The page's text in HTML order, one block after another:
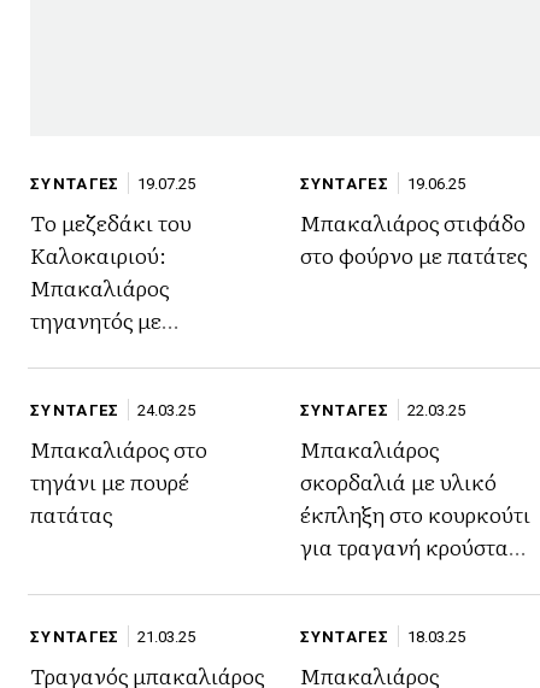
ΣΥΝΤΑΓΕΣ 19.07.25
Το μεζεδάκι του
Καλοκαιριού:
Μπακαλιάρος
τηγανητός με
ΣΥΝΤΑΓΕΣ 19.06.25
Μπακαλιάρος στιφάδο
στο φούρνο με πατάτες
ΣΥΝΤΑΓΕΣ 24.03.25
Μπακαλιάρος στο
τηγάνι με πουρέ
πατάτας
ΣΥΝΤΑΓΕΣ 22.03.25
Μπακαλιάρος
σκορδαλιά με υλικό
έκπληξη στο κουρκούτι
για τραγανή κρούστα
ΣΥΝΤΑΓΕΣ 21.03.25
Τραγανός μπακαλιάρος
ΣΥΝΤΑΓΕΣ 18.03.25
Μπακαλιάρος